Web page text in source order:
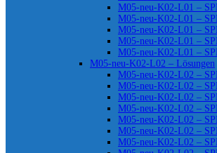
M05-neu-K02-L01 –
M05-neu-K02-L01 –
M05-neu-K02-L01 –
M05-neu-K02-L01 –
M05-neu-K02-L01 –
M05-neu-K02-L02 – Lösungen
M05-neu-K02-L02 –
M05-neu-K02-L02 –
M05-neu-K02-L02 –
M05-neu-K02-L02 –
M05-neu-K02-L02 –
M05-neu-K02-L02 –
M05-neu-K02-L02 –